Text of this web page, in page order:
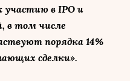
участию в IPO и
в том числе
порядка 14%
сделки».